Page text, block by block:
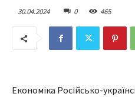
30.04.2024 0 465
Економіка Російсько-